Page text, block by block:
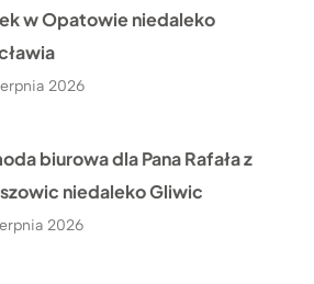
w Opatowie niedaleko
2026
biurowa dla Pana Rafała z
niedaleko Gliwic
2026